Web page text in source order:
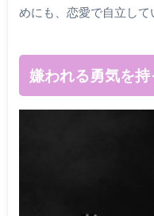
めにも、恋愛で自立して
嫌われる勇気を持